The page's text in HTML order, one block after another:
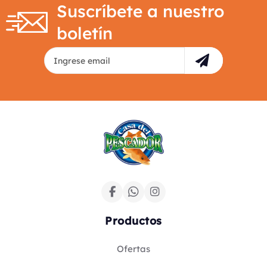
Suscríbete a nuestro
boletín
Productos
Ofertas